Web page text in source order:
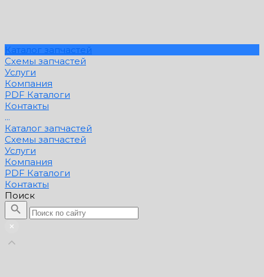
Каталог запчастей
Схемы запчастей
Услуги
Компания
PDF Каталоги
Контакты
...
Каталог запчастей
Схемы запчастей
Услуги
Компания
PDF Каталоги
Контакты
Поиск